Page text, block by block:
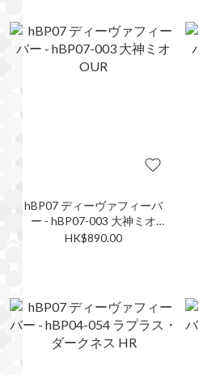
hBP07 ディーヴァフィーバ
ー - hBP07-003 大神ミオ
OUR
HK$890.00